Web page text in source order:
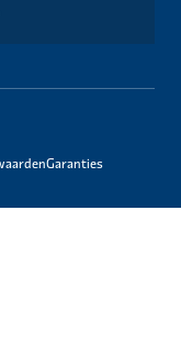
Garanties